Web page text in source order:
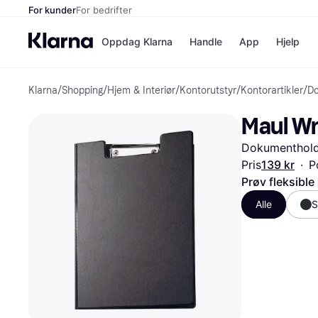
For kunderFor bedrifter
Oppdag Klarna
Betal nå
Betal i 3
Betal innen
Finansiering
Vipps
Handle
Butikker
kicks.no
App Hjelp
Klarna/Shopping/Hjem & Interiør/Kontorutstyr/Kontorartikler/
Maul
Pris139 kr ·
Prøv
Alle